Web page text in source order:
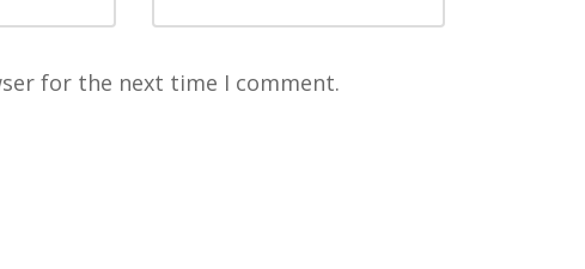
for the next time I comment.